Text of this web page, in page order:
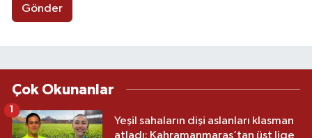
Gönder
Çok Okunanlar
Yeşil sahaların dişi aslanları klasman